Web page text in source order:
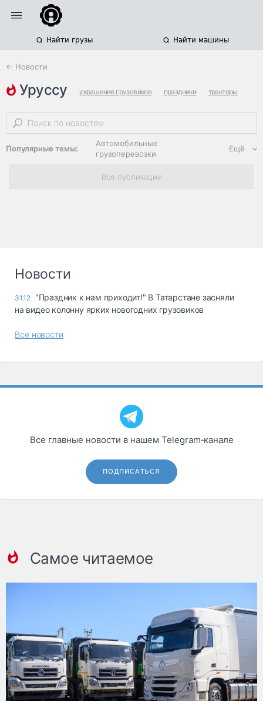
Найти грузы Найти машины
← Новости
уруссу украшение грузовиков праздники тракторы
Популярные темы:
Автомобильные
грузоперевозки
Региональная
логистика
опасные грузы
грузовые
Коммерческий
транспорт
Спецтехника
Автосервис,
запчасти, шины
Дзен
Ещё
Все публикации
Новости
31.12 "Праздник к нам приходит!" В Татарстане засняли
на видео колонну ярких новогодних грузовиков
Все новости
Все главные новости в нашем Telegram‑канале
ПОДПИСАТЬСЯ
Самое читаемое